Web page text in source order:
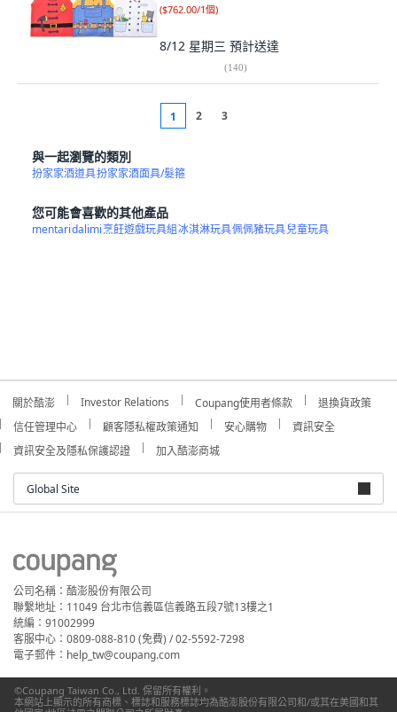
($762.00/1個)
8/12 星期三 預計送達
(140)
1 2 3
與一起瀏覽的類別
扮家家酒道具扮家家酒面具/髮箍
您可能會喜歡的其他產品
mentaridalimi烹飪遊戲玩具組冰淇淋玩具佩佩豬玩具兒童玩具
關於酷澎 Investor Relations Coupang使用者條款
退換貨政策
信任管理中心
顧客隱私權政策通知 安心購物
資訊安全
資訊安全及隱私保護認證
加入酷澎商城
Global Site
公司名稱：酷澎股份有限公司
聯繫地址：11049 台北市信義區信義路五段7號13樓之1
統編：91002999
客服中心：0809-088-810 (免費) / 02-5592-7298
電子郵件：help_tw@coupang.com
©Coupang Taiwan Co., Ltd. 保留所有權利。
本網站上顯示的所有商標、標誌和服務標誌均為酷澎股份有限公司和/或其在美國和其